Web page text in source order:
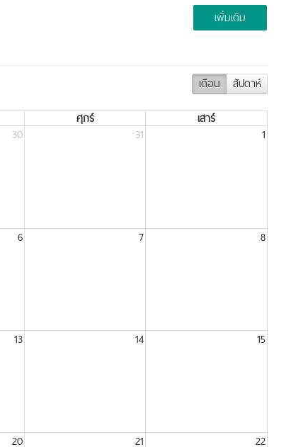
เพิ่มเติม
เดือน สัปดาห์
ศุกร์
เสาร์
30 31 1
6 7 8
13 14 15
20 21 22